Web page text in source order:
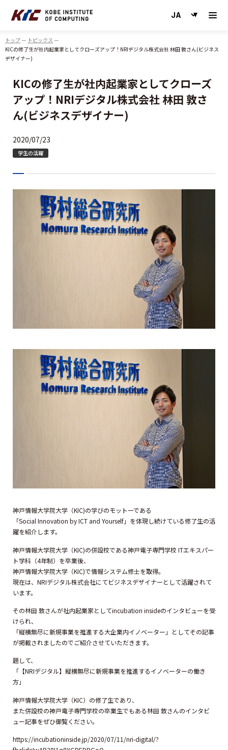
トップ
トピックス
KICの修了生が社内起業家としてクローズアップ！NRIデジタル株式会社 林田 敦さん(ビジネス
デザイナー)
KICの修了生が社内起業家としてクローズ
アップ！NRIデジタル株式会社 林田 敦さ
ん(ビジネスデザイナー)
2020/07/23
学生の活躍
神戸情報大学院大学（KIC)の学びのモットーである
「Social Innovation by ICT and Yourself」を体現し続けている修了生の活
躍を紹介します。
神戸情報大学院大学（KIC)の併設校である神戸電子専門学校 ITエキスパー
ト学科（4年制）を卒業後、
神戸情報大学院大学（KIC)で情報システム修士を取得。
現在は、NRIデジタル株式会社にてビジネスデザイナーとして活躍されて
います。
その林田 敦さんが社内起業家としてincubation insideのインタビューを受
けられ、
「縦横無尽に新規事業を推進する大企業内イノベーター」としてその記事
が掲載されましたのでご紹介させていただきます。
題して、
「【NRIデジタル】縦横無尽に新規事業を推進するイノベーターの働き
方」
神戸情報大学院大学（KIC）の修了生であり、
また併設校の神戸電子専門学校の卒業生でもある林田 敦さんのインタビ
ュー記事をぜひ御覧ください。
https://incubationinside.jp/2020/07/11/nri-digital/?